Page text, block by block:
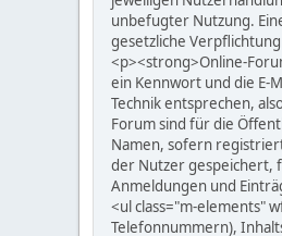
unbefugter Nutzung.
gesetzliche
<p><strong>Online-
ein Kennwort und die E-
Technik entsprechen,
Forum sind für die
Namen, sofern
der Nutzer gespeichert,
Anmeldungen und
<ul class="m-elements"
Telefonnummern),